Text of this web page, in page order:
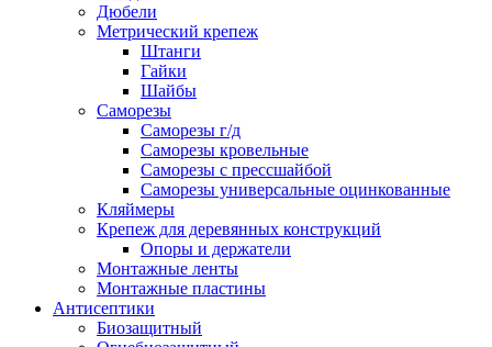
Дюбели
Метрический крепеж
Штанги
Гайки
Шайбы
Саморезы
Саморезы г/д
Саморезы кровельные
Саморезы с прессшайбой
Саморезы универсальные оцинкованные
Кляймеры
Крепеж для деревянных конструкций
Опоры и держатели
Монтажные ленты
Монтажные пластины
Антисептики
Биозащитный